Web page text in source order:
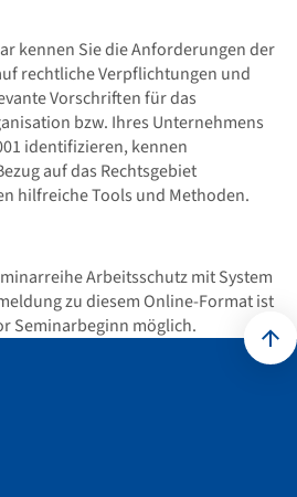
kennen Sie die Anforderungen der
rechtliche Verpflichtungen und
Vorschriften für das
bzw. Ihres Unternehmens
identifizieren, kennen
auf das Rechtsgebiet
hilfreiche Tools und Methoden.
Arbeitsschutz mit System
zu diesem Online-Format ist
Seminarbeginn möglich.